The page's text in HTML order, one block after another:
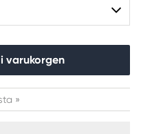
varukorgen
»